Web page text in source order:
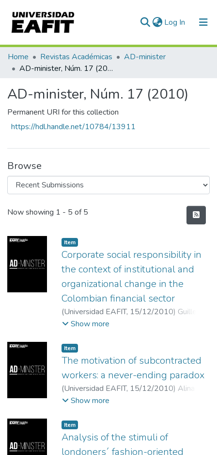
Log In (current)
Communities & Collections
All of DSpace
Statistics
Home Revistas Académicas
AD-minister
AD-minister, Núm. 17 (2010)
AD-minister, Núm. 17 (2010)
Permanent URI for this collection
https://hdl.handle.net/10784/13911
Browse
Recent Submissions
Now showing 1 - 5 of 5
Item
Corporate social responsibility in
the context of institutional and
organizational change in the
Colombian financial sector
(Universidad EAFIT, 15/12/2010) Guillermo
Murillo Vargas
Orejuela
Ciencias de la Administración, Universidad
del Valle, Cali
Doctor en Administración de
la Universidad EAFIT, Medellín-Colombia.
Magíster en Ciencias de la Organización de
la Universidad de Valle, Cali-Colombia.
Show more
Item
The motivation of subcontracted
workers: a never-ending paradox
(Universidad EAFIT, 15/12/2010) Alina
Marcela Bustamente Salazar
Fundación Universitaria Luis Amigó,
Medellín, Colombia y de la Facultad de
Ciencias Económicas y Administrativas de la
Show more
Item
Analysis of the stimuli of
londoners´ fashion-oriented